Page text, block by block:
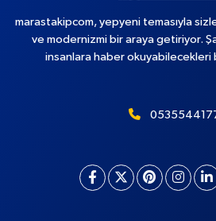
marastakipcom, yepyeni temasıyla
ve modernizmi bir araya getiriyor.
insanlara haber okuyabilecekleri